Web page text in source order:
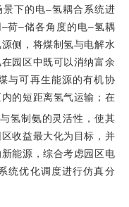
下的电–氢耦合系统进
荷–储各角度的电–氢耦
侧，将煤制氢与电解水
园区中既可以消纳富余
与可再生能源的有机协
的短距离氢气运输；在
与氢制氨的灵活性，使其
收益最大化为目标，并
能源，综合考虑园区电
统优化调度进行仿真分